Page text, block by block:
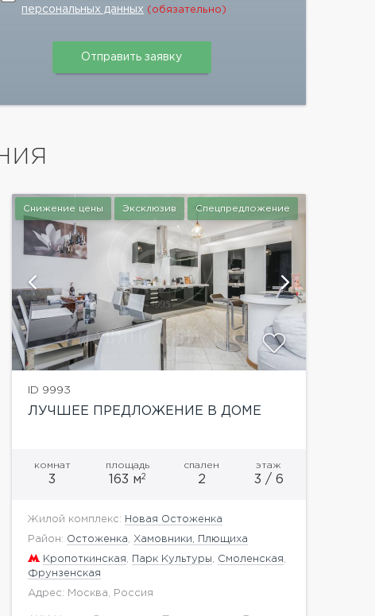
персональных данных (обязательно)
Снижение цены Эксклюзив Спецпредложение
ID 9993
ЛУЧШЕЕ ПРЕДЛОЖЕНИЕ В ДОМЕ
комнат
3
площадь
163 м2
спален
2
этаж
3 / 6
Жилой комплекс: Новая Остоженка
Район: Остоженка Хамовники, Плющиха
Кропоткинская Парк Культуры Смоленская
Фрунзенская
Адрес: Москва, Россия